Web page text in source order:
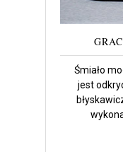
Śmiało
jest